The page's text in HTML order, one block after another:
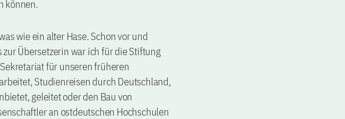
können.
wie ein alter Hase. Schon vor und
Übersetzerin war ich für die Stiftung
für unseren früheren
Studienreisen durch Deutschland,
geleitet oder den Bau von
an ostdeutschen Hochschulen